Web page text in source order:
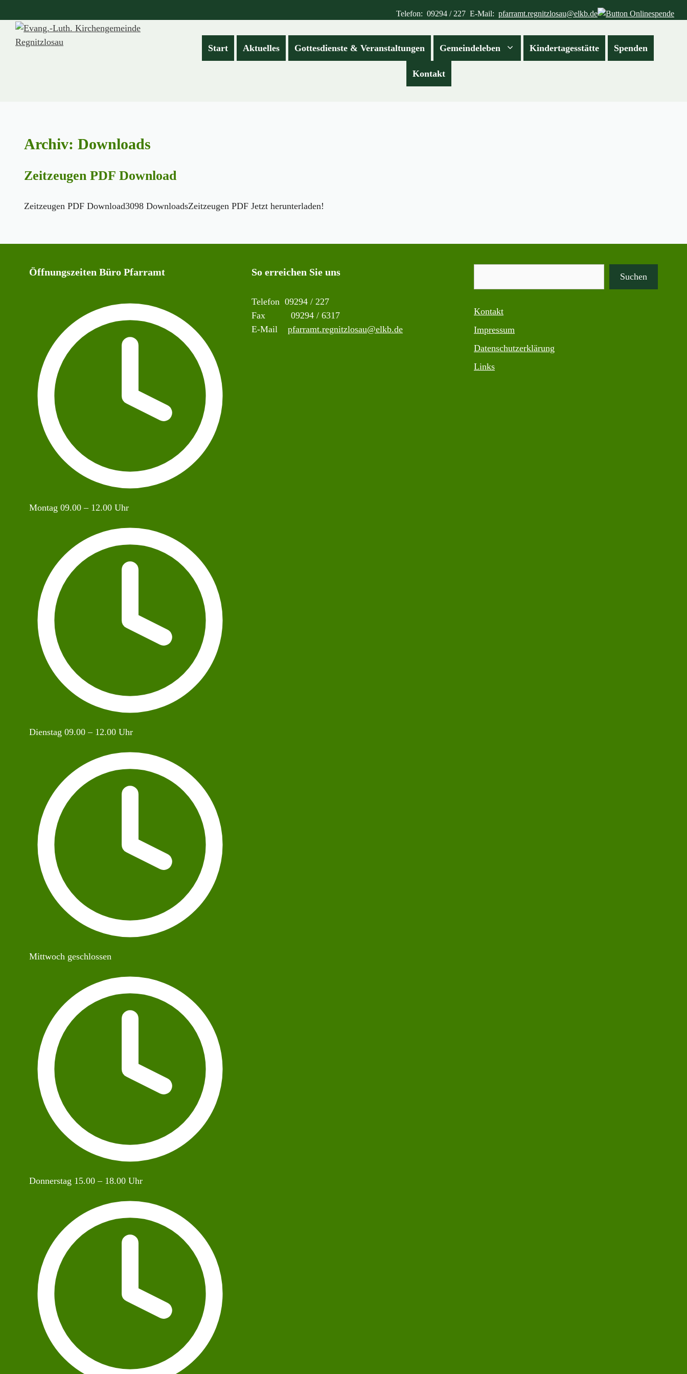
Inhalt
springen
Telefon: 09294 / 227 E-Mail: pfarramt.regnitzlosau@elkb.de
Start Aktuelles Gottesdienste & Veranstaltungen Gemeindeleben Kindertagesstätte Spenden
Kontakt
Archiv: Downloads
Zeitzeugen PDF Download
Zeitzeugen PDF Download3098 DownloadsZeitzeugen PDF Jetzt herunterladen!
Öffnungszeiten Büro Pfarramt
Montag 09.00 – 12.00 Uhr
Dienstag 09.00 – 12.00 Uhr
Mittwoch geschlossen
Donnerstag 15.00 – 18.00 Uhr
So erreichen Sie uns
Telefon 09294 / 227
Fax 09294 / 6317
E-Mail pfarramt.regnitzlosau@elkb.de
Suchen
Kontakt
Impressum
Datenschutzerklärung
Links